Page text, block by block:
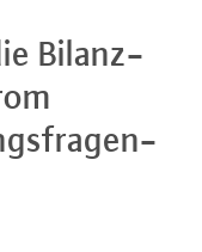
Bi­lanz­